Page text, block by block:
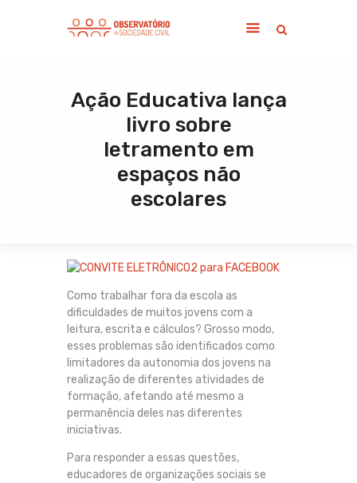
Ação Educativa lança
livro sobre
letramento em
espaços não
escolares
Home
Notícias
Publicações
Como trabalhar fora da escola as
dificuldades de muitos jovens com a
leitura, escrita e cálculos? Grosso modo,
esses problemas são identificados como
limitadores da autonomia dos jovens na
realização de diferentes atividades de
formação, afetando até mesmo a
permanência deles nas diferentes
iniciativas.
Para responder a essas questões,
educadores de organizações sociais se